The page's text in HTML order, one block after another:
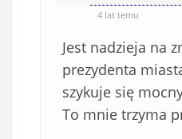
4 lat temu
Jest nadzieja na
prezydenta
szykuje się
To mnie trzyma